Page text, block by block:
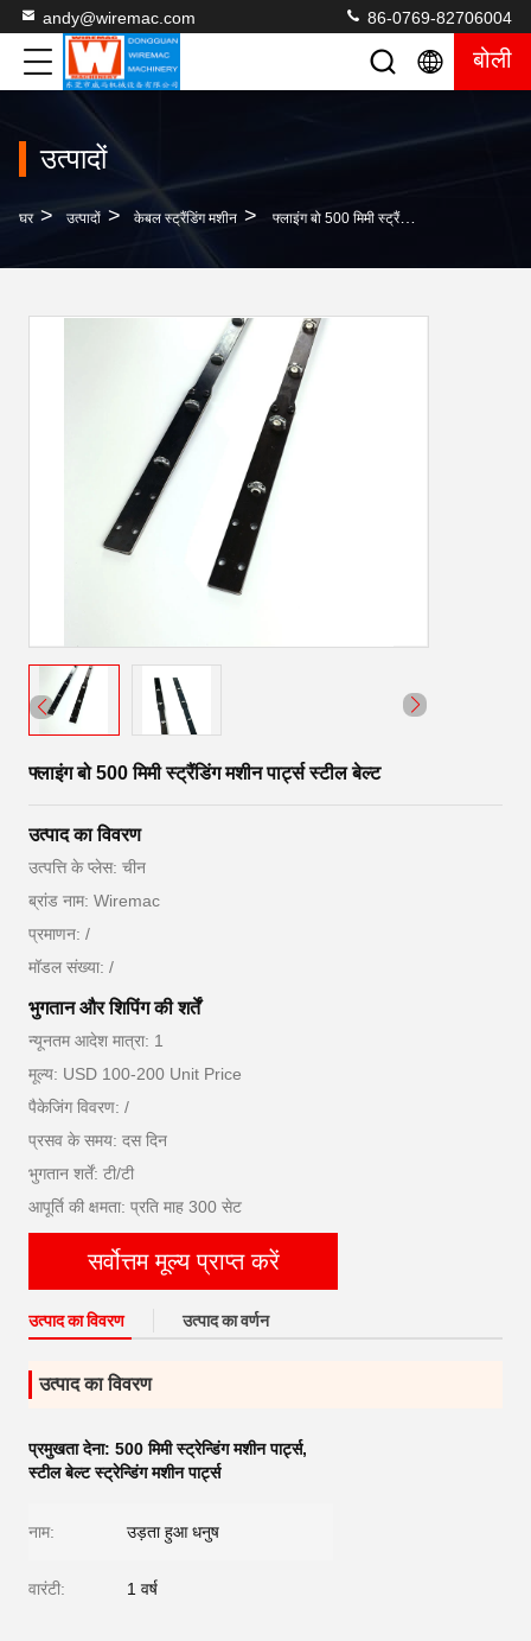
andy@wiremac.com 86-0769-82706004
बोली
उत्पादों
घर > उत्पादों > केबल स्ट्रैंडिंग मशीन > फ्लाइंग बो 500 मिमी स्ट्रैंडिंग मशीन पार्ट्स स्टील बेल्ट
फ्लाइंग बो 500 मिमी स्ट्रैंडिंग मशीन पार्ट्स स्टील बेल्ट
उत्पाद का विवरण
उत्पत्ति के प्लेस: चीन
ब्रांड नाम: Wiremac
प्रमाणन: /
मॉडल संख्या: /
भुगतान और शिपिंग की शर्तें
न्यूनतम आदेश मात्रा: 1
मूल्य: USD 100-200 Unit Price
पैकेजिंग विवरण: /
प्रसव के समय: दस दिन
भुगतान शर्तें: टी/टी
आपूर्ति की क्षमता: प्रति माह 300 सेट
सर्वोत्तम मूल्य प्राप्त करें
उत्पाद का विवरण उत्पाद का वर्णन
उत्पाद का विवरण
प्रमुखता देना: 500 मिमी स्ट्रेन्डिंग मशीन पार्ट्स,
स्टील बेल्ट स्ट्रेन्डिंग मशीन पार्ट्स
नाम: उड़ता हुआ धनुष
वारंटी: 1 वर्ष